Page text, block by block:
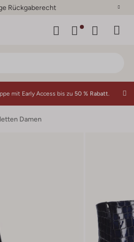
Rückgaberecht
mit Early Access bis zu 50 % Rabatt.
Damen